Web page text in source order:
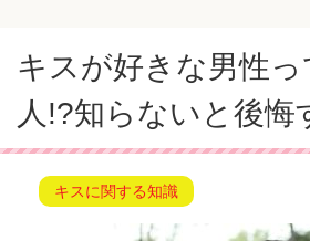
キスが好きな男性
人!?知らないと後悔
キスに関する知識